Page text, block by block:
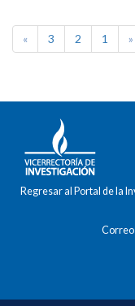
« 3 2 1 »
Regresar al Portal de la
Correo